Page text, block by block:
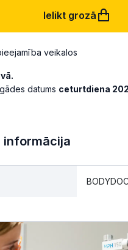
Ielikt grozā
veikalos
datums ceturtdiena
informācija